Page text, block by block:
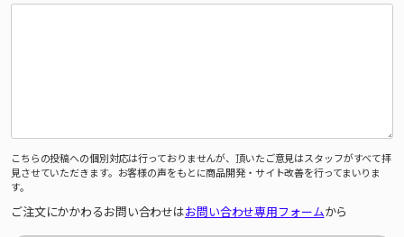
こちらの投稿への個別対応は行っておりませんが、頂いたご意見はスタッフがすべて拝
見させていただきます。お客様の声をもとに商品開発・サイト改善を行ってまいりま
す。
ご注文にかかわるお問い合わせはお問い合わせ専用フォームから